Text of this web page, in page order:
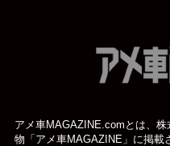
アメ車MAGAZINE.comとは、
物「アメ車MAGAZINE」に掲載